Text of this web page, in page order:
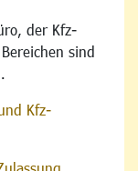
der Kfz-
sind
Kfz-